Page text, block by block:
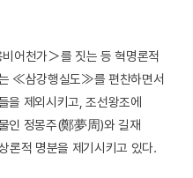
어천가＞를 짓는 등 혁명론적
≪삼강행실도≫를 편찬하면서
을 제외시키고, 조선왕조에
인 정몽주(鄭夢周)와 길재
론적 명분을 제기시키고 있다.